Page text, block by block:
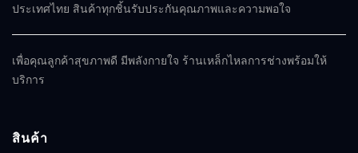
ประเทศไทย สินค้าทุกชิ้นรับประกันคุณภาพและความพอใจ
เพื่อคุณลูกค้าสุขภาพดี มีพลังกายใจ ร้านเหล็กไหลการช่างพร้อมให้
บริการ
สินค้า